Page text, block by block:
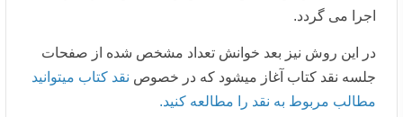
اجرا می گردد.
در این روش نیز بعد خوانش تعداد مشخص شده از صفحات
جلسه نقد کتاب آغاز میشود که در خصوص نقد کتاب میتوانید
مطالب مربوط به نقد را مطالعه کنید.